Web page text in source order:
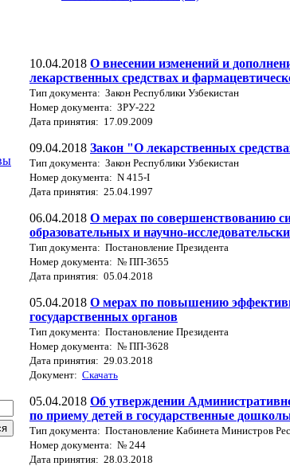
10.04.2018 О внесении изменений и
лекарственных средствах и
Тип документа: Закон Республики Узбекистан
Номер документа: ЗРУ-222
Дата принятия: 17.09.2009
09.04.2018 Закон "О лекарственных
Тип документа: Закон Республики Узбекистан
Номер документа: N 415-I
Дата принятия: 25.04.1997
06.04.2018 О мерах по совершенствованию
образовательных и научно-
Тип документа: Постановление Президента
Номер документа: № ПП-3655
Дата принятия: 05.04.2018
05.04.2018 О мерах по повышению
государственных органов
Тип документа: Постановление Президента
Номер документа: № ПП-3628
Дата принятия: 29.03.2018
Документ: Скачать
05.04.2018 Об утверждении
по приему детей в государственные
Тип документа: Постановление Кабинета Министров
Номер документа: № 244
Дата принятия: 28.03.2018